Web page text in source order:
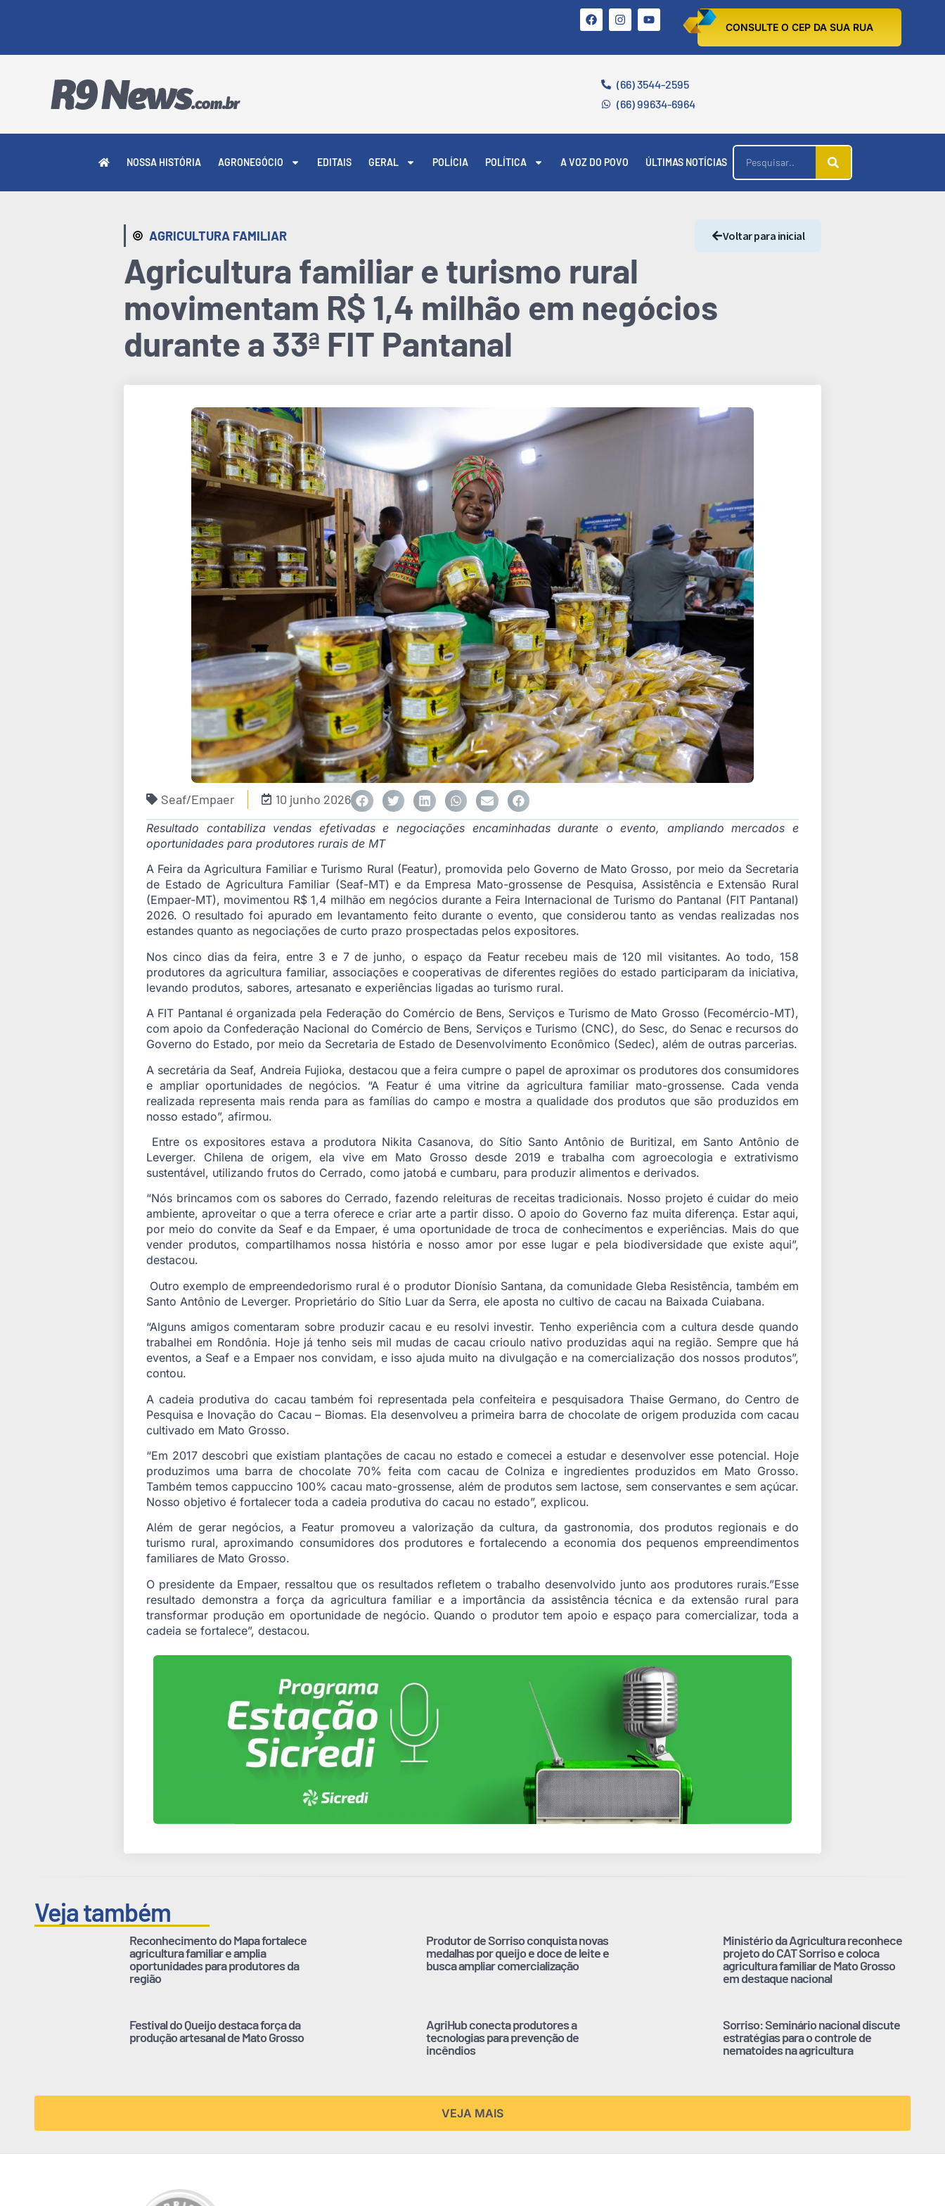
CONSULTE O CEP DA SUA RUA
(66) 3544-2595
(66) 99634-6964
NOSSA HISTÓRIA AGRONEGÓCIO EDITAIS GERAL POLÍCIA POLÍTICA A VOZ DO POVO ÚLTIMAS NOTÍCIAS
AGRICULTURA FAMILIAR Voltar para inicial
Agricultura familiar e turismo rural
movimentam R$ 1,4 milhão em negócios
durante a 33ª FIT Pantanal
Seaf/Empaer 10 junho 2026
Resultado contabiliza vendas efetivadas e negociações encaminhadas durante o evento, ampliando mercados e
oportunidades para produtores rurais de MT
A Feira da Agricultura Familiar e Turismo Rural (Featur), promovida pelo Governo de Mato Grosso, por meio da Secretaria
de Estado de Agricultura Familiar (Seaf-MT) e da Empresa Mato-grossense de Pesquisa, Assistência e Extensão Rural
(Empaer-MT), movimentou R$ 1,4 milhão em negócios durante a Feira Internacional de Turismo do Pantanal (FIT Pantanal)
2026. O resultado foi apurado em levantamento feito durante o evento, que considerou tanto as vendas realizadas nos
estandes quanto as negociações de curto prazo prospectadas pelos expositores.
Nos cinco dias da feira, entre 3 e 7 de junho, o espaço da Featur recebeu mais de 120 mil visitantes. Ao todo, 158
produtores da agricultura familiar, associações e cooperativas de diferentes regiões do estado participaram da iniciativa,
levando produtos, sabores, artesanato e experiências ligadas ao turismo rural.
A FIT Pantanal é organizada pela Federação do Comércio de Bens, Serviços e Turismo de Mato Grosso (Fecomércio-MT),
com apoio da Confederação Nacional do Comércio de Bens, Serviços e Turismo (CNC), do Sesc, do Senac e recursos do
Governo do Estado, por meio da Secretaria de Estado de Desenvolvimento Econômico (Sedec), além de outras parcerias.
A secretária da Seaf, Andreia Fujioka, destacou que a feira cumpre o papel de aproximar os produtores dos consumidores
e ampliar oportunidades de negócios. “A Featur é uma vitrine da agricultura familiar mato-grossense. Cada venda
realizada representa mais renda para as famílias do campo e mostra a qualidade dos produtos que são produzidos em
nosso estado”, afirmou.
Entre os expositores estava a produtora Nikita Casanova, do Sítio Santo Antônio de Buritizal, em Santo Antônio de
Leverger. Chilena de origem, ela vive em Mato Grosso desde 2019 e trabalha com agroecologia e extrativismo
sustentável, utilizando frutos do Cerrado, como jatobá e cumbaru, para produzir alimentos e derivados.
“Nós brincamos com os sabores do Cerrado, fazendo releituras de receitas tradicionais. Nosso projeto é cuidar do meio
ambiente, aproveitar o que a terra oferece e criar arte a partir disso. O apoio do Governo faz muita diferença. Estar aqui,
por meio do convite da Seaf e da Empaer, é uma oportunidade de troca de conhecimentos e experiências. Mais do que
vender produtos, compartilhamos nossa história e nosso amor por esse lugar e pela biodiversidade que existe aqui”,
destacou.
Outro exemplo de empreendedorismo rural é o produtor Dionísio Santana, da comunidade Gleba Resistência, também em
Santo Antônio de Leverger. Proprietário do Sítio Luar da Serra, ele aposta no cultivo de cacau na Baixada Cuiabana.
“Alguns amigos comentaram sobre produzir cacau e eu resolvi investir. Tenho experiência com a cultura desde quando
trabalhei em Rondônia. Hoje já tenho seis mil mudas de cacau crioulo nativo produzidas aqui na região. Sempre que há
eventos, a Seaf e a Empaer nos convidam, e isso ajuda muito na divulgação e na comercialização dos nossos produtos”,
contou.
A cadeia produtiva do cacau também foi representada pela confeiteira e pesquisadora Thaise Germano, do Centro de
Pesquisa e Inovação do Cacau – Biomas. Ela desenvolveu a primeira barra de chocolate de origem produzida com cacau
cultivado em Mato Grosso.
“Em 2017 descobri que existiam plantações de cacau no estado e comecei a estudar e desenvolver esse potencial. Hoje
produzimos uma barra de chocolate 70% feita com cacau de Colniza e ingredientes produzidos em Mato Grosso.
Também temos cappuccino 100% cacau mato-grossense, além de produtos sem lactose, sem conservantes e sem açúcar.
Nosso objetivo é fortalecer toda a cadeia produtiva do cacau no estado”, explicou.
Além de gerar negócios, a Featur promoveu a valorização da cultura, da gastronomia, dos produtos regionais e do
turismo rural, aproximando consumidores dos produtores e fortalecendo a economia dos pequenos empreendimentos
familiares de Mato Grosso.
O presidente da Empaer, ressaltou que os resultados refletem o trabalho desenvolvido junto aos produtores rurais.”Esse
resultado demonstra a força da agricultura familiar e a importância da assistência técnica e da extensão rural para
transformar produção em oportunidade de negócio. Quando o produtor tem apoio e espaço para comercializar, toda a
cadeia se fortalece”, destacou.
Veja também
Reconhecimento do Mapa fortalece
agricultura familiar e amplia
oportunidades para produtores da
região
Produtor de Sorriso conquista novas
medalhas por queijo e doce de leite e
busca ampliar comercialização
Ministério da Agricultura reconhece
projeto do CAT Sorriso e coloca
agricultura familiar de Mato Grosso
em destaque nacional
Festival do Queijo destaca força da
produção artesanal de Mato Grosso
AgriHub conecta produtores a
tecnologias para prevenção de
incêndios
Sorriso: Seminário nacional discute
estratégias para o controle de
nematoides na agricultura
VEJA MAIS